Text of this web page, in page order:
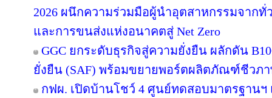
2026 ผนึกความร่วมมือผู้นำอุตสาหกรรมจาก
และการขนส่งแห่งอนาคตสู่ Net Zero
GGC ยกระดับธุรกิจสู่ความยั่งยืน ผลักดัน
ยั่งยืน (SAF) พร้อมขยายพอร์ตผลิตภัณฑ์ชีวภา
กฟผ. เปิดบ้านโชว์ 4 ศูนย์ทดสอบมาตรฐานฯ